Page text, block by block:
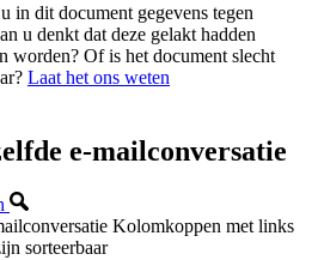
in dit document gegevens tegen
u denkt dat deze gelakt hadden
worden? Of is het document slecht
Laat het ons weten
e-mailconversatie
Kolomkoppen met links
sorteerbaar